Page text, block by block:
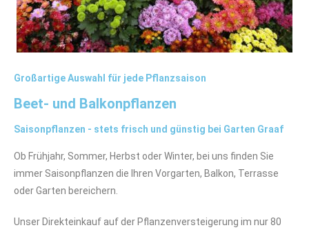
Großartige Auswahl für jede Pflanzsaison
Beet- und Balkonpflanzen
Saisonpflanzen - stets frisch und günstig bei Garten Graaf
Ob Frühjahr, Sommer, Herbst oder Winter, bei uns finden Sie
immer Saisonpflanzen die Ihren Vorgarten, Balkon, Terrasse
oder Garten bereichern.
Unser Direkteinkauf auf der Pflanzenversteigerung im nur 80